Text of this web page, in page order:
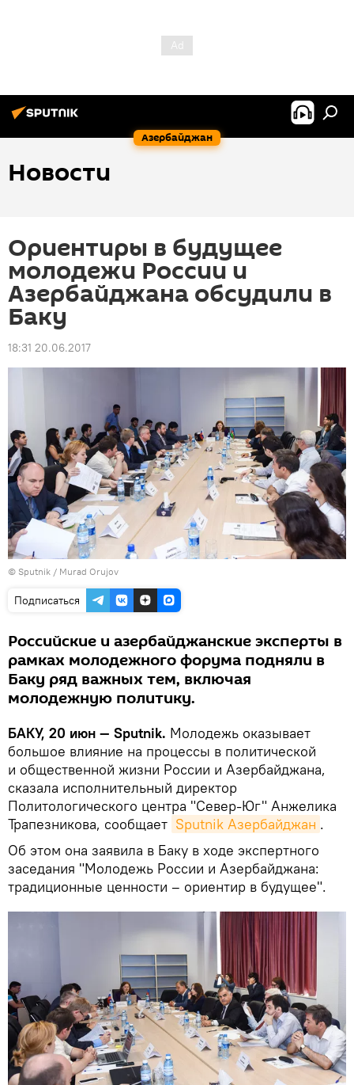
Азербайджан
Новости
Ориентиры в будущее
молодежи России и
Азербайджана обсудили в
Баку
18:31 20.06.2017
© Sputnik / Murad Orujov
Подписаться
Российские и азербайджанские эксперты в
рамках молодежного форума подняли в
Баку ряд важных тем, включая
молодежную политику.
БАКУ, 20 июн — Sputnik. Молодежь оказывает
большое влияние на процессы в политической
и общественной жизни России и Азербайджана,
сказала исполнительный директор
Политологического центра "Север-Юг" Анжелика
Трапезникова, сообщает Sputnik Азербайджан .
Об этом она заявила в Баку в ходе экспертного
заседания "Молодежь России и Азербайджана:
традиционные ценности – ориентир в будущее".